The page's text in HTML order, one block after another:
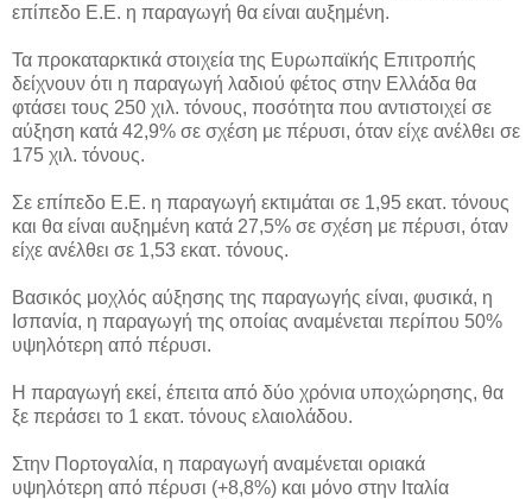
επίπεδο Ε.Ε. η παραγωγή θα είναι αυξημένη.
Τα προκαταρκτικά στοιχεία της Ευρωπαϊκής Επιτροπής
δείχνουν ότι η παραγωγή λαδιού φέτος στην Ελλάδα θα
φτάσει τους 250 χιλ. τόνους, ποσότητα που αντιστοιχεί σε
αύξηση κατά 42,9% σε σχέση με πέρυσι, όταν είχε ανέλθει σε
175 χιλ. τόνους.
Σε επίπεδο Ε.Ε. η παραγωγή εκτιμάται σε 1,95 εκατ. τόνους
και θα είναι αυξημένη κατά 27,5% σε σχέση με πέρυσι, όταν
είχε ανέλθει σε 1,53 εκατ. τόνους.
Βασικός μοχλός αύξησης της παραγωγής είναι, φυσικά, η
Ισπανία, η παραγωγή της οποίας αναμένεται περίπου 50%
υψηλότερη από πέρυσι.
Η παραγωγή εκεί, έπειτα από δύο χρόνια υποχώρησης, θα
ξε περάσει το 1 εκατ. τόνους ελαιολάδου.
Στην Πορτογαλία, η παραγωγή αναμένεται οριακά
υψηλότερη από πέρυσι (+8,8%) και μόνο στην Ιταλία